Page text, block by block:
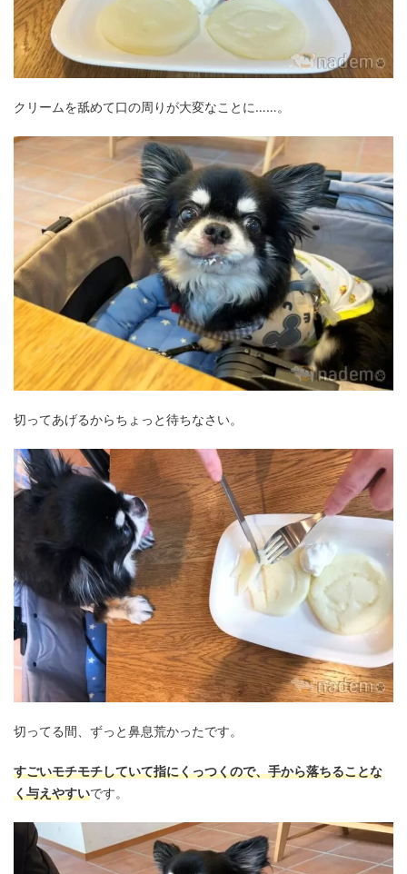
クリームを舐めて口の周りが大変なことに……。
切ってあげるからちょっと待ちなさい。
切ってる間、ずっと鼻息荒かったです。
すごいモチモチしていて指にくっつくので、手から落ちることな
く与えやすいです。